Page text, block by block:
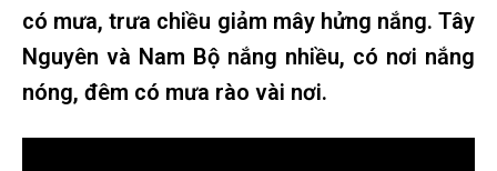
có mưa, trưa chiều giảm mây hửng nắng. Tây
Nguyên và Nam Bộ nắng nhiều, có nơi nắng
nóng, đêm có mưa rào vài nơi.